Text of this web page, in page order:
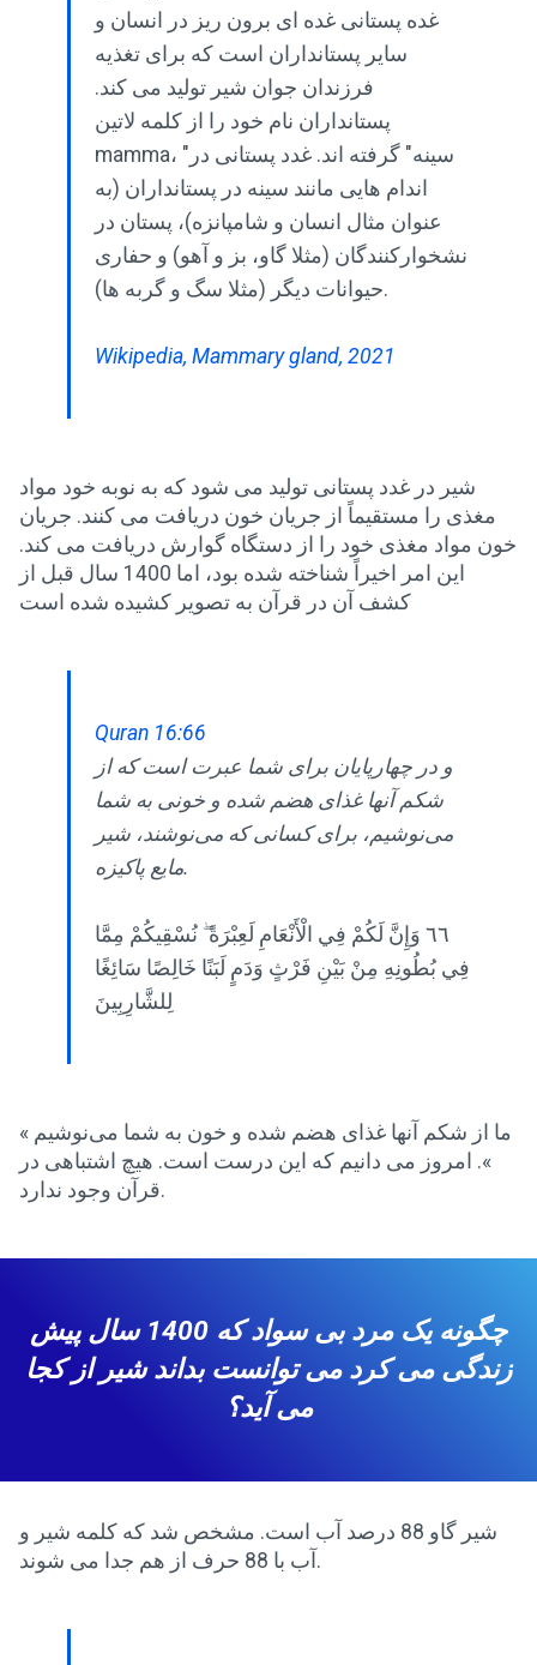
غده پستانی غده ای برون ریز در انسان و
سایر پستانداران است که برای تغذیه
فرزندان جوان شیر تولید می کند.
پستانداران نام خود را از کلمه لاتین
mamma، "سینه" گرفته اند. غدد پستانی در
اندام هایی مانند سینه در پستانداران (به
عنوان مثال انسان و شامپانزه)، پستان در
نشخوارکنندگان (مثلا گاو، بز و آهو) و حفاری
حیوانات دیگر (مثلا سگ و گربه ها).
Wikipedia, Mammary gland, 2021
شیر در غدد پستانی تولید می شود که به نوبه خود مواد
مغذی را مستقیماً از جریان خون دریافت می کنند. جریان
خون مواد مغذی خود را از دستگاه گوارش دریافت می کند.
این امر اخیراً شناخته شده بود، اما 1400 سال قبل از
کشف آن در قرآن به تصویر کشیده شده است
Quran 16:66
و در چهارپایان برای شما عبرت است که از
شکم آنها غذای هضم شده و خونی به شما
می‌نوشیم، برای کسانی که می‌نوشند، شیر
مایع پاکیزه.
٦٦ وَإِنَّ لَكُمْ فِي الْأَنْعَامِ لَعِبْرَةً ۖ نُسْقِيكُمْ مِمَّا
فِي بُطُونِهِ مِنْ بَيْنِ فَرْثٍ وَدَمٍ لَبَنًا خَالِصًا سَائِغًا
لِلشَّارِبِينَ
« ما از شکم آنها غذای هضم شده و خون به شما می‌نوشیم
». امروز می دانیم که این درست است. هیچ اشتباهی در
قرآن وجود ندارد.
چگونه یک مرد بی سواد که 1400 سال پیش
زندگی می کرد می توانست بداند شیر از کجا
می آید؟
شیر گاو 88 درصد آب است. مشخص شد که کلمه شیر و
آب با 88 حرف از هم جدا می شوند.